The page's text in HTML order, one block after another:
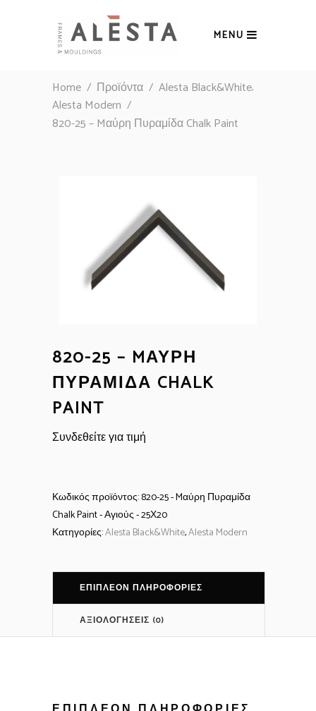
MENU
Home / Προϊόντα / Alesta Black&White,
Alesta Modern /
820-25 – Mαύρη Πυραμίδα Chalk Paint
820-25 – MΑΎΡΗ
ΠΥΡΑΜΊΔΑ CHALK
PAINT
Συνδεθείτε για τιμή
Κωδικός προϊόντος:820-25 - Mαύρη Πυραμίδα
Chalk Paint - Αγιούς - 25Χ20
Κατηγορίες:Alesta Black&White,Alesta Modern
ΕΠΙΠΛΈΟΝ ΠΛΗΡΟΦΟΡΊΕΣ
ΑΞΙΟΛΟΓΉΣΕΙΣ (0)